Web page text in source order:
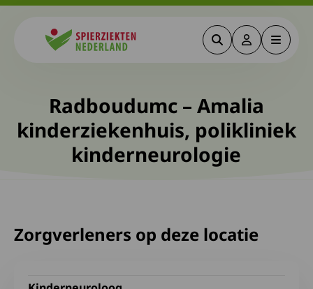
ZoekenDeze link
Menu
Radboudumc – Amalia
kinderziekenhuis, polikliniek
kinderneurologie
Zorgverleners op deze locatie